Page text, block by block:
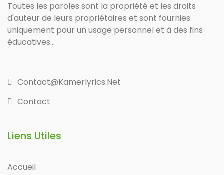
Toutes les paroles sont la propriété et les droits
d'auteur de leurs propriétaires et sont fournies
uniquement pour un usage personnel et à des fins
éducatives...
Contact@kamerlyrics.net
Contact
Liens Utiles
Accueil